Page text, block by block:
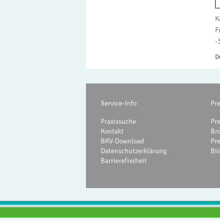
-
Service-Info
Praxissuche
Kontakt
BKV-Download
Datenschutzerklärung
Barrierefreiheit